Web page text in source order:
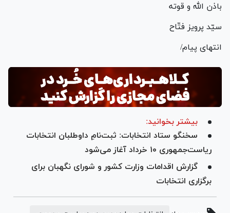
باذن الله و قوته
سیّد پرویز فتّاح
انتهای پیام/
بیشتر بخوانید:
سخنگو ستاد انتخابات: ثبت‌نامِ داوطلبان انتخابات
ریاست‌جمهوری ۱۰ خرداد آغاز می‌شود
گزارش اقدامات وزارت کشور و شورای نگهبان برای
برگزاری انتخابات